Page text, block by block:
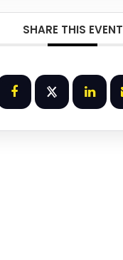
SHARE THIS EVENT